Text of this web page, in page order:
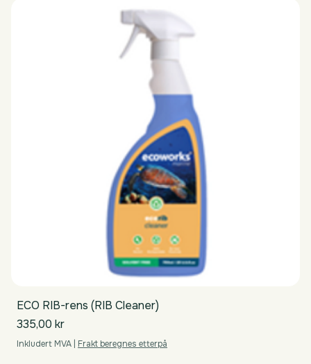
ECO RIB-rens (RIB Cleaner)
Pris
335,00 kr
Inkludert MVA | Frakt beregnes etterpå